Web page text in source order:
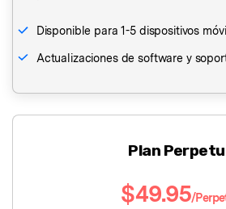
󠀰Disponible para 1-5 dispositivos
Actualizaciones de software y
󠀰Plan
$49.95/